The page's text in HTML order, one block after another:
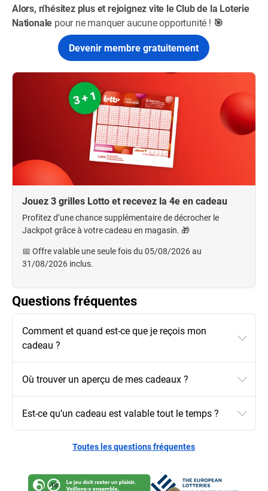
Alors, n'hésitez plus et rejoignez vite le Club de la Loterie
Nationale pour ne manquer aucune opportunité ! 🎯
Devenir membre gratuitement
Jouez 3 grilles Lotto et recevez la 4e en cadeau
Profitez d’une chance supplémentaire de décrocher le
Jackpot grâce à votre cadeau en magasin. 🎁
📅 Offre valable une seule fois du 05/08/2026 au
31/08/2026 inclus.
Questions fréquentes
Comment et quand est-ce que je reçois mon
cadeau ?
Où trouver un aperçu de mes cadeaux ?
Est-ce qu’un cadeau est valable tout le temps ?
Toutes les questions fréquentes